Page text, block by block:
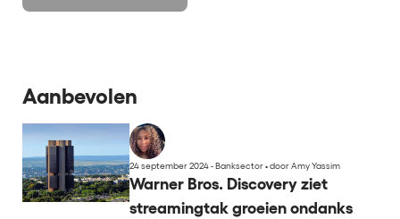
Aanbevolen
24 september 2024 - Banksector•door Amy Yassim
Warner Bros. Discovery ziet
streamingtak groeien ondanks